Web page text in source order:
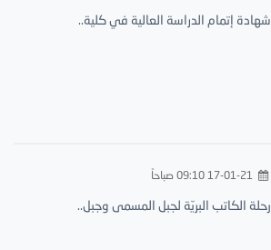
شهادة إتمام الدراسة العالية في كلية..
17-01-21 09:10 صباحاً
رحلة الكاتب البريّة لجبل المسمى وجبل..